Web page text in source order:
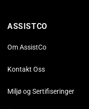
ASSISTCO
Om AssistCo
Kontakt Oss
Miljø og Sertifiseringer